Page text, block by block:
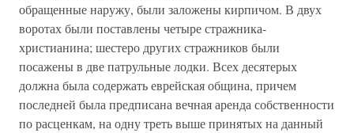
обращенные наружу, были заложены кирпичом. В двух
воротах были поставлены четыре стражника-
христианина; шестеро других стражников были
посажены в две патрульные лодки. Всех десятерых
должна была содержать еврейская община, причем
последней была предписана вечная аренда собственности
по расценкам, на одну треть выше принятых на данный